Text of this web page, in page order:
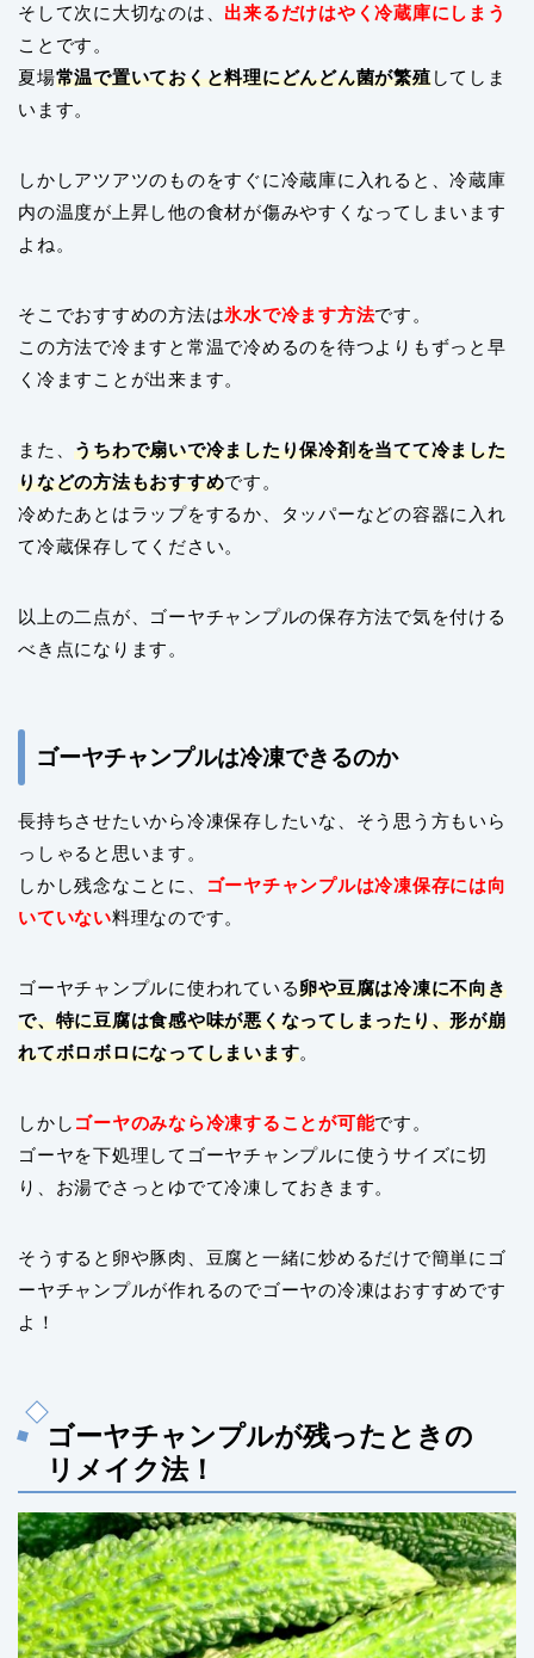
そして次に大切なのは、 出来るだけはやく冷蔵庫にしまう
ことです。
夏場常温で置いておくと料理にどんどん菌が繁殖してしま
います。
しかしアツアツのものをすぐに冷蔵庫に入れると、冷蔵庫
内の温度が上昇し他の食材が傷みやすくなってしまいます
よね。
そこでおすすめの方法は氷水で冷ます方法です。
この方法で冷ますと常温で冷めるのを待つよりもずっと早
く冷ますことが出来ます。
また、うちわで扇いで冷ましたり保冷剤を当てて冷ました
りなどの方法もおすすめです。
冷めたあとはラップをするか、タッパーなどの容器に入れ
て冷蔵保存してください。
以上の二点が、ゴーヤチャンプルの保存方法で気を付ける
べき点になります。
ゴーヤチャンプルは冷凍できるのか
長持ちさせたいから冷凍保存したいな、そう思う方もいら
っしゃると思います。
しかし残念なことに、
ゴーヤチャンプルは冷凍保存には向
いていない料理なのです。
ゴーヤチャンプルに使われている卵や豆腐は冷凍に不向き
で、特に豆腐は食感や味が悪くなってしまったり、形が崩
れてボロボロになってしまいます。
しかし ゴーヤのみなら冷凍することが可能です。
ゴーヤを下処理してゴーヤチャンプルに使うサイズに切
り、お湯でさっとゆでて冷凍しておきます。
そうすると卵や豚肉、豆腐と一緒に炒めるだけで簡単にゴ
ーヤチャンプルが作れるのでゴーヤの冷凍はおすすめです
よ！
ゴーヤチャンプルが残ったときの
リメイク法！